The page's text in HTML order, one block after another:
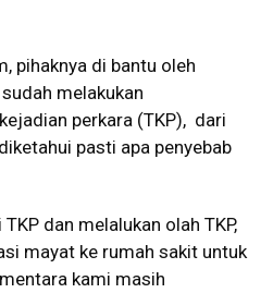
pihaknya di bantu oleh
melakukan
perkara (TKP), dari
pasti apa penyebab
dan melalukan olah TKP,
mayat ke rumah sakit untuk
kami masih